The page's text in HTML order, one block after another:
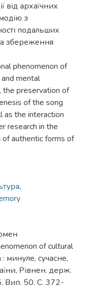
від архаїчних
з
подальших
збереження
phenomenon of
mental
the preservation of
of the song
as the interaction
research in the
authentic forms of
,
of cultural
минуле, сучасне,
Рівнен. держ.
Вип. 50. С. 372-